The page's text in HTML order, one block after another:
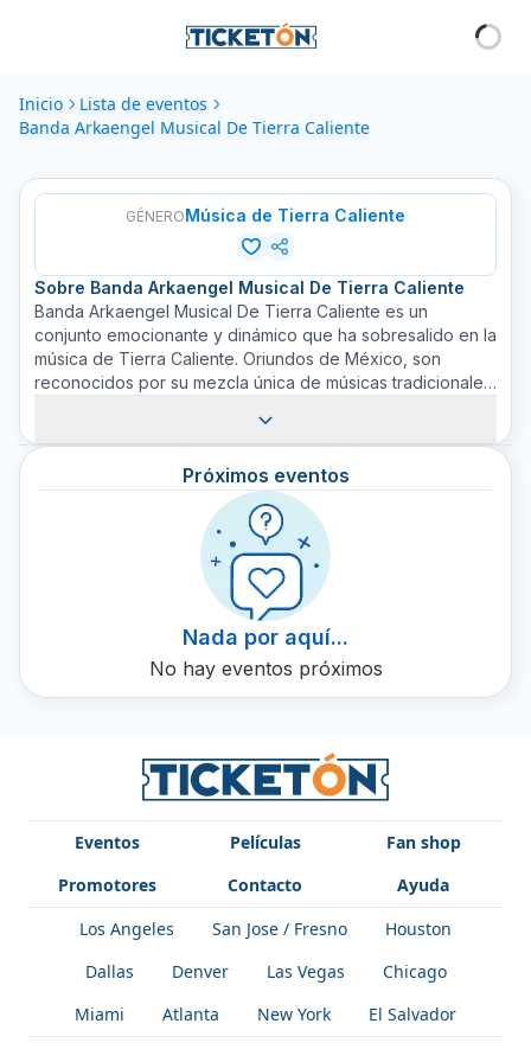
Inicio
Lista de eventos
Banda Arkaengel Musical De Tierra Caliente
GÉNEROMúsica de Tierra Caliente
Sobre Banda Arkaengel Musical De Tierra Caliente
Banda Arkaengel Musical De Tierra Caliente es un
conjunto emocionante y dinámico que ha sobresalido en la
música de Tierra Caliente. Oriundos de México, son
reconocidos por su mezcla única de músicas tradicionales
apreciada por su pasión, energía y la habilidad de hacer
que cada presentación sea inolvidable. Con años de
experiencia en el escenario, no es de extrañar que
tengan una impresionante base de seguidores. Los
miembros de la banda son conocidos por su virtuosismo,
su talento musical y su compromiso con la creación de un
espectáculo envolvente y emocionante. Al comprar un
boleto para Banda Arkaengel Musical De Tierra Caliente
en Ticketón, te garantizamos que te llevarás a casa un
recuerdo vibrante y lleno de ritmo.
Próximos eventos
Nada por aquí...
No hay eventos próximos
Eventos Películas
Fan shop
Promotores
Contacto
Ayuda
Los Angeles
San Jose / Fresno
Houston
Dallas
Denver Las Vegas
Chicago
Miami
Atlanta New York El Salvador